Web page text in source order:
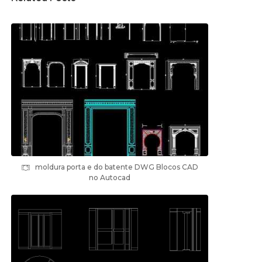
moldura porta e do batente DWG Blocos CAD
no Autocad